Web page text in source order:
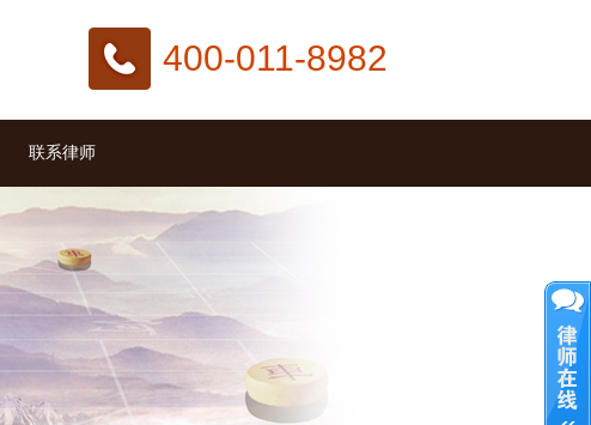
400-011-8982
联系律师